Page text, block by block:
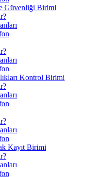
Güvenliği Birimi
Kontrol Birimi
Kayıt Birimi